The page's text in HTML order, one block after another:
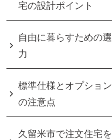
宅の設計ポイント
自由に暮らすための
力
標準仕様とオプショ
の注意点
久留米市で注文住宅